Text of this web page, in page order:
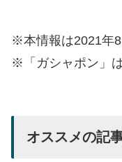
※本情報は2021年8
※「ガシャポン」
オススメの記